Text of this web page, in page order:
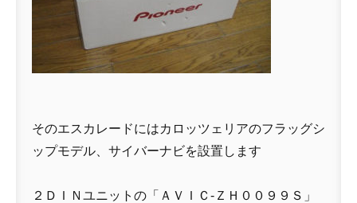
そのエスカレードにはカロッツェリアのフラッグシ
ップモデル、サイバーナビを設置します
２ＤＩＮユニットの「ＡＶＩＣ-ＺＨ００９９Ｓ」